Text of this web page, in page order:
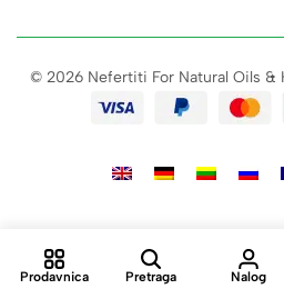
© 2026 Nefertiti For Natural Oils &
Prodavnica Pretraga Nalog